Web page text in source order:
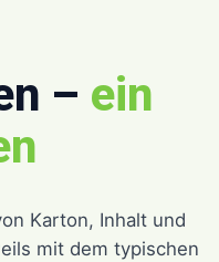
– ein
Karton, Inhalt und
mit dem typischen